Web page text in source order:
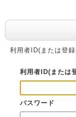
利用者ID(または登
利用者ID(または
パスワード